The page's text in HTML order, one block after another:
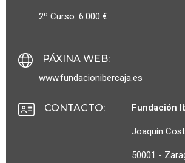
2º Curso: 6.000 €
PÁXINA WEB:
www.fundacionibercaja.es
CONTACTO:
Fundación
Joaquín
50001 -